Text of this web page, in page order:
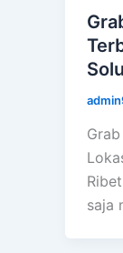
saja